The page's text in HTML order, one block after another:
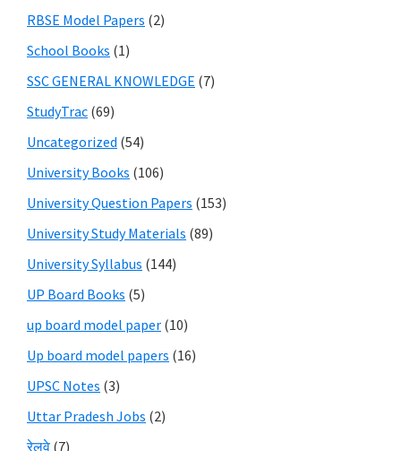
RBSE Model Papers (2)
School Books (1)
SSC GENERAL KNOWLEDGE (7)
StudyTrac (69)
Uncategorized (54)
University Books (106)
University Question Papers (153)
University Study Materials (89)
University Syllabus (144)
UP Board Books (5)
up board model paper (10)
Up board model papers (16)
UPSC Notes (3)
Uttar Pradesh Jobs (2)
रेलवे (7)